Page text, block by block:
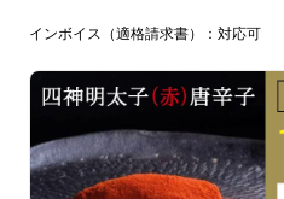
「明太子は、どうして
インボイス（適格請求書）：対応可